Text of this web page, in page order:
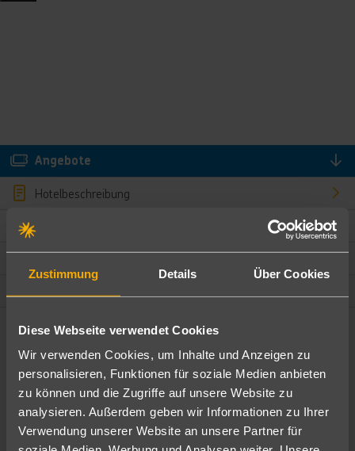
Zustimmung Details Über Cookies
Diese Webseite verwendet Cookies
Wir verwenden Cookies, um Inhalte und Anzeigen zu
personalisieren, Funktionen für soziale Medien anbieten
zu können und die Zugriffe auf unsere Website zu
analysieren. Außerdem geben wir Informationen zu Ihrer
Verwendung unserer Website an unsere Partner für
Angebote
Hotelbeschreibung
Bewertungen
Ändere die Kriterien nach deinen Wünschen
Pauschal Nur Hotel